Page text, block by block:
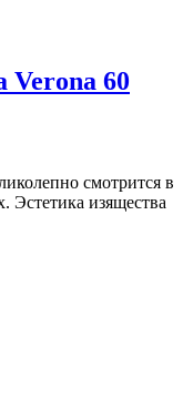
Verona 60
смотрится в
Эстетика изящества